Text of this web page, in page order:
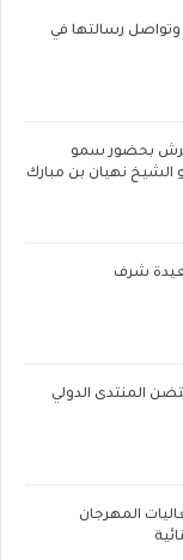
وتواصل رسالتها في
27 لعيد العرش بحضور سمو
الشيخ نهيان بن مبارك
شرف
المنتدى الدولي
فعاليات المهرجان